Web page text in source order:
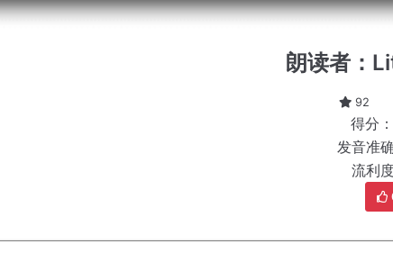
朗读者：
92
得分
发音准
流利